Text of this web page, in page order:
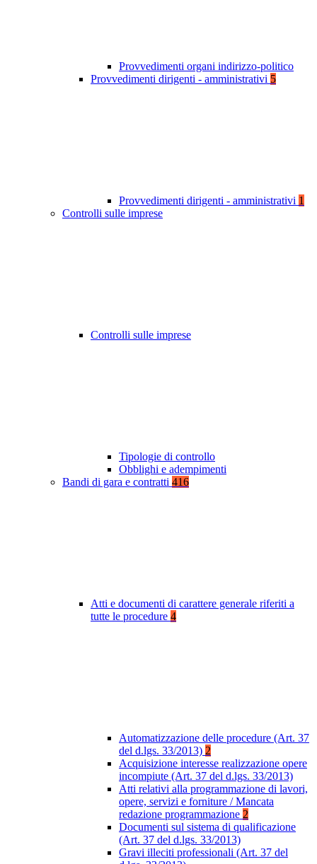
Provvedimenti organi indirizzo-politico
Provvedimenti dirigenti - amministrativi 5
Provvedimenti dirigenti - amministrativi 1
Controlli sulle imprese
Controlli sulle imprese
Tipologie di controllo
Obblighi e adempimenti
Bandi di gara e contratti 416
Atti e documenti di carattere generale riferiti a
tutte le procedure 4
Automatizzazione delle procedure (Art. 37
del d.lgs. 33/2013) 2
Acquisizione interesse realizzazione opere
incompiute (Art. 37 del d.lgs. 33/2013)
Atti relativi alla programmazione di lavori,
opere, servizi e forniture / Mancata
redazione programmazione 2
Documenti sul sistema di qualificazione
(Art. 37 del d.lgs. 33/2013)
Gravi illeciti professionali (Art. 37 del